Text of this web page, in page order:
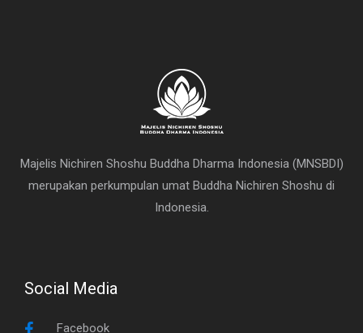
Majelis Nichiren Shoshu Buddha Dharma Indonesia (MNSBDI)
merupakan perkumpulan umat Buddha Nichiren Shoshu di
Indonesia.
Social Media
Facebook